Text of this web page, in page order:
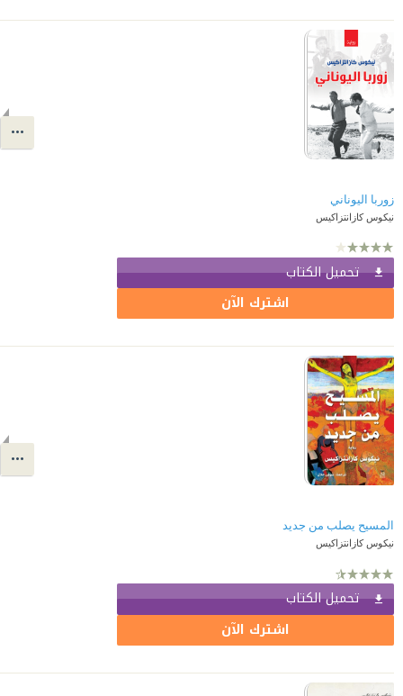
زوربا اليوناني
نيكوس كازانتزاكيس
تحميل الكتاب
اشترك الآن
المسيح يصلب من جديد
نيكوس كازانتزاكيس
تحميل الكتاب
اشترك الآن